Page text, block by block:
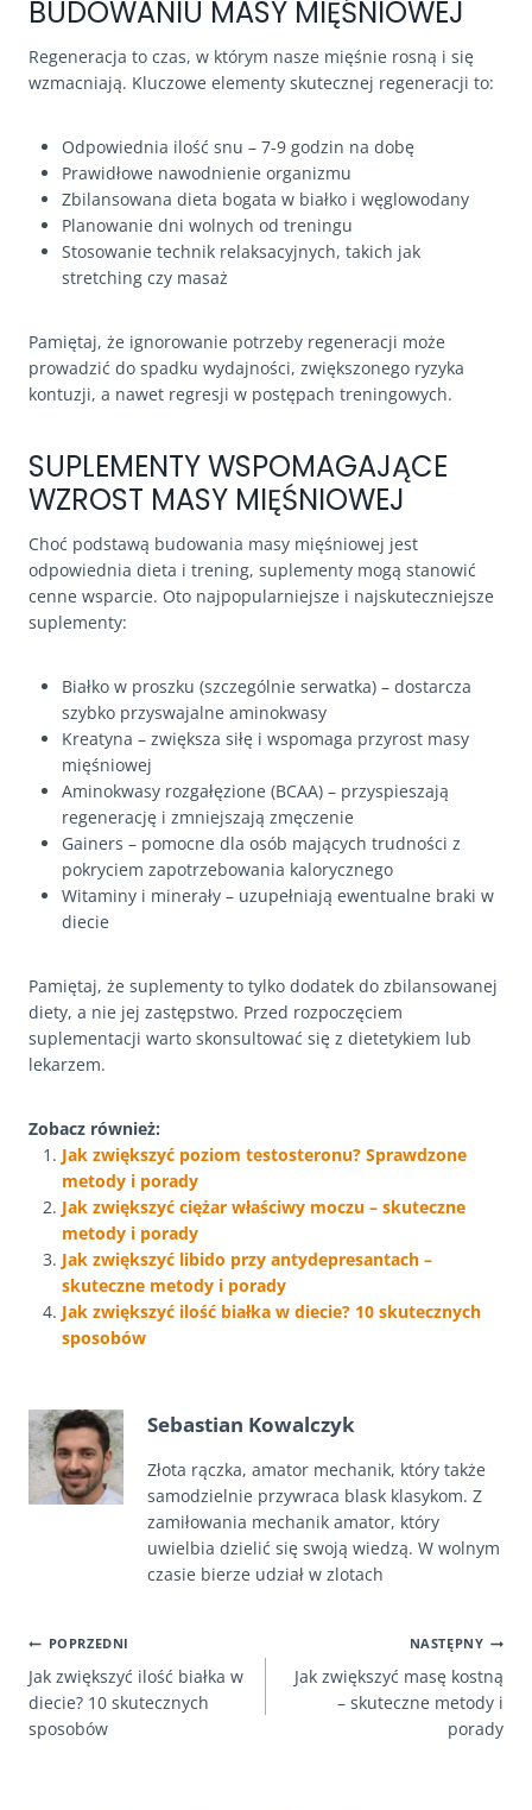
BUDOWANIU MASY MIĘŚNIOWEJ
Regeneracja to czas, w którym nasze mięśnie rosną i się
wzmacniają. Kluczowe elementy skutecznej regeneracji to:
Odpowiednia ilość snu – 7-9 godzin na dobę
Prawidłowe nawodnienie organizmu
Zbilansowana dieta bogata w białko i węglowodany
Planowanie dni wolnych od treningu
Stosowanie technik relaksacyjnych, takich jak
stretching czy masaż
Pamiętaj, że ignorowanie potrzeby regeneracji może
prowadzić do spadku wydajności, zwiększonego ryzyka
kontuzji, a nawet regresji w postępach treningowych.
SUPLEMENTY WSPOMAGAJĄCE
WZROST MASY MIĘŚNIOWEJ
Choć podstawą budowania masy mięśniowej jest
odpowiednia dieta i trening, suplementy mogą stanowić
cenne wsparcie. Oto najpopularniejsze i najskuteczniejsze
suplementy:
Białko w proszku (szczególnie serwatka) – dostarcza
szybko przyswajalne aminokwasy
Kreatyna – zwiększa siłę i wspomaga przyrost masy
mięśniowej
Aminokwasy rozgałęzione (BCAA) – przyspieszają
regenerację i zmniejszają zmęczenie
Gainers – pomocne dla osób mających trudności z
pokryciem zapotrzebowania kalorycznego
Witaminy i minerały – uzupełniają ewentualne braki w
diecie
Pamiętaj, że suplementy to tylko dodatek do zbilansowanej
diety, a nie jej zastępstwo. Przed rozpoczęciem
suplementacji warto skonsultować się z dietetykiem lub
lekarzem.
Zobacz również:
Jak zwiększyć poziom testosteronu? Sprawdzone
metody i porady
Jak zwiększyć ciężar właściwy moczu – skuteczne
metody i porady
Jak zwiększyć libido przy antydepresantach –
skuteczne metody i porady
Jak zwiększyć ilość białka w diecie? 10 skutecznych
sposobów
Sebastian Kowalczyk
Złota rączka, amator mechanik, który także
samodzielnie przywraca blask klasykom. Z
zamiłowania mechanik amator, który
uwielbia dzielić się swoją wiedzą. W wolnym
czasie bierze udział w zlotach
NAWIGACJA
WPISU
POPRZEDNI
Jak zwiększyć ilość białka w
diecie? 10 skutecznych
sposobów
NASTĘPNY
Jak zwiększyć masę kostną
– skuteczne metody i
porady